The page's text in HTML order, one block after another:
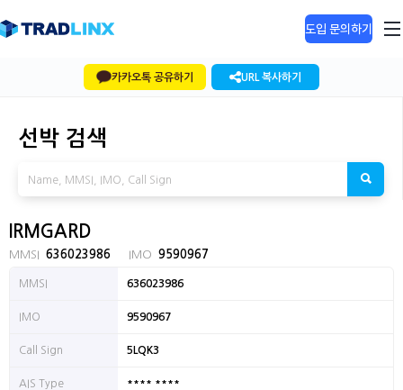
도입 문의하기
카카오톡 공유하기 URL 복사하기
선박 검색
IRMGARD
MMSI 636023986 IMO 9590967
MMSI 636023986
IMO 9590967
Call Sign 5LQK3
AIS Type **** ****